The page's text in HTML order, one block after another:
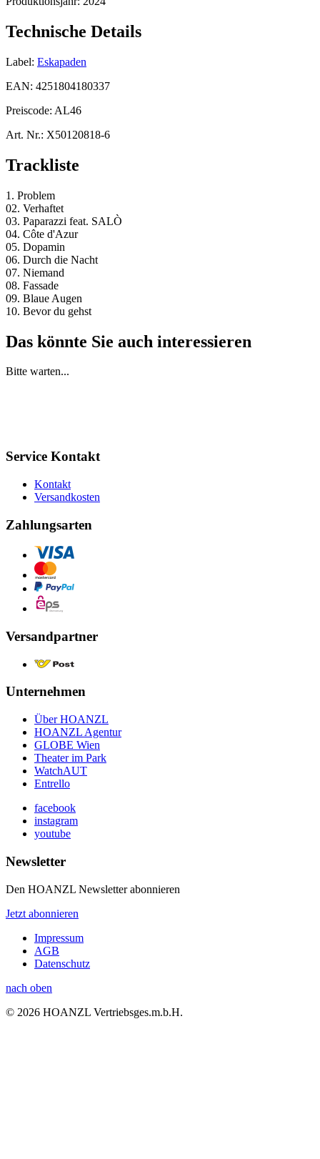
Technische Details
Label: Eskapaden
EAN: 4251804180337
Preiscode: AL46
Art. Nr.: X50120818-6
Trackliste
1. Problem
02. Verhaftet
03. Paparazzi feat. SALÒ
04. Côte d'Azur
05. Dopamin
06. Durch die Nacht
07. Niemand
08. Fassade
09. Blaue Augen
10. Bevor du gehst
Das könnte Sie auch interessieren
Bitte warten...
Service Kontakt
Kontakt
Versandkosten
Zahlungsarten
Versandpartner
Unternehmen
Über HOANZL
HOANZL Agentur
GLOBE Wien
Theater im Park
WatchAUT
Entrello
facebook
instagram
youtube
Newsletter
Den HOANZL Newsletter abonnieren
Jetzt abonnieren
Impressum
AGB
Datenschutz
nach oben
© 2026 HOANZL Vertriebsges.m.b.H.